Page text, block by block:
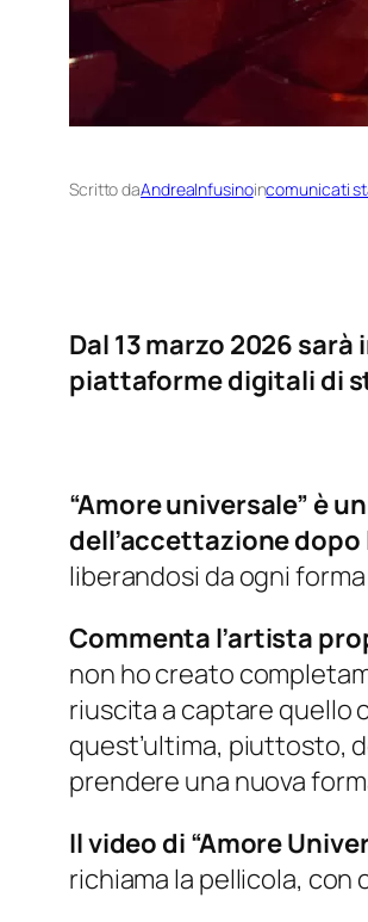
Scritto daAndreaInfusinoincomunicati
Dal 13 marzo 2026
piattaforme digitali di
“Amore universale” è
dell’accettazione
liberandosi da ogni
Commenta l’artista
non ho creato
riuscita a captare quello
quest’ultima, piuttosto,
prendere una nuova
Il video di “Amore
richiama la pellicola, con